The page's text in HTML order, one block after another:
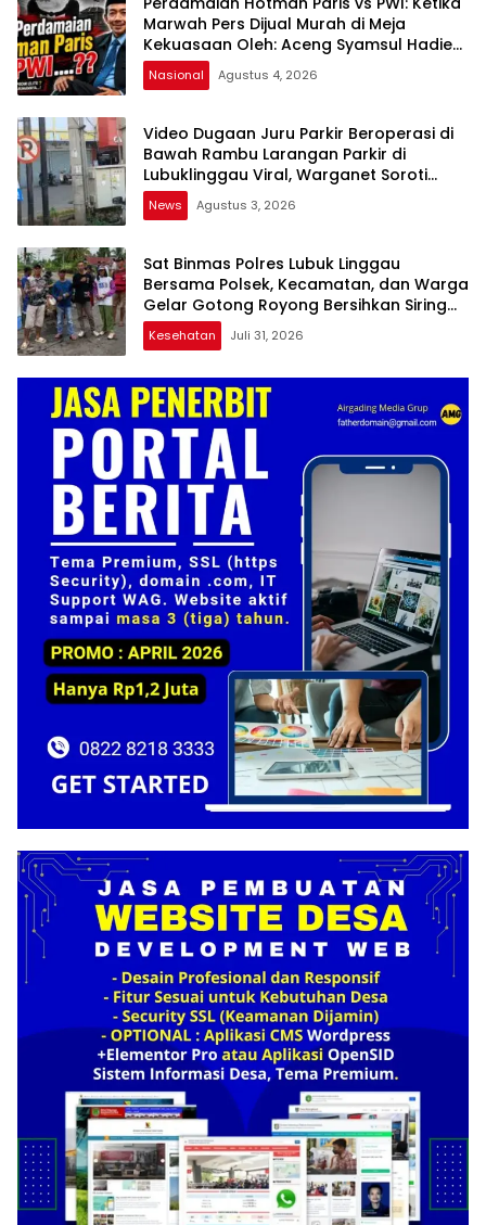
Marwah Pers Dijual Murah di Meja
Kekuasaan Oleh: Aceng Syamsul Hadie
(ASH)”
Nasional Agustus 4, 2026
Video Dugaan Juru Parkir Beroperasi di
Bawah Rambu Larangan Parkir di
Lubuklinggau Viral, Warganet Soroti
Dugaan Pelanggaran
News Agustus 3, 2026
Sat Binmas Polres Lubuk Linggau
Bersama Polsek, Kecamatan, dan Warga
Gelar Gotong Royong Bersihkan Siring
Agung
Kesehatan Juli 31, 2026